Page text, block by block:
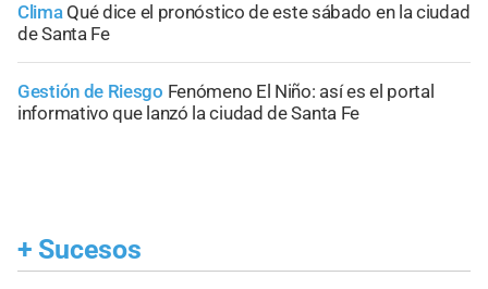
Clima Qué dice el pronóstico de este sábado en la ciudad
de Santa Fe
Gestión de Riesgo Fenómeno El Niño: así es el portal
informativo que lanzó la ciudad de Santa Fe
+ Sucesos